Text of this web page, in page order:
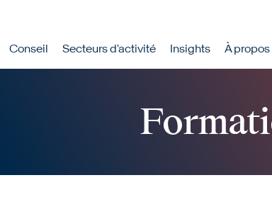
principale
Conseil Secteurs d'activité Insights À propos